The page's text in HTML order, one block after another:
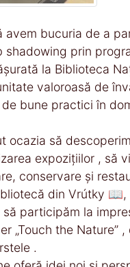
avem bucuria de a
shadowing prin
la Biblioteca
valoroasă de
bune practici în
ocazia să descoperim
expozițiilor , să
conservare și
din Vrútky 📖,
participăm la
„Touch the Nature”
.